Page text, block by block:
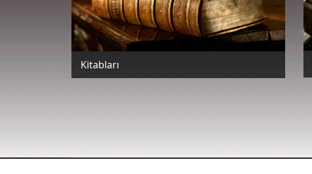
Kitabları